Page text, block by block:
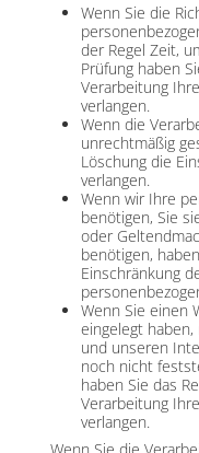
Wenn Sie die
der Regel Zeit,
Prüfung haben
Verarbeitung
verlangen.
Wenn die
unrechtmäßig
Löschung die
verlangen.
Wenn wir Ihre
benötigen, Sie
oder
benötigen,
Einschränkung
Wenn Sie einen
eingelegt
und unseren
noch nicht
haben Sie das
Verarbeitung
verlangen.